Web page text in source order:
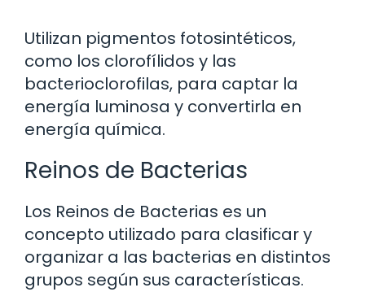
Utilizan pigmentos fotosintéticos,
como los clorofílidos y las
bacterioclorofilas, para captar la
energía luminosa y convertirla en
energía química.
Reinos de Bacterias
Los Reinos de Bacterias es un
concepto utilizado para clasificar y
organizar a las bacterias en distintos
grupos según sus características.